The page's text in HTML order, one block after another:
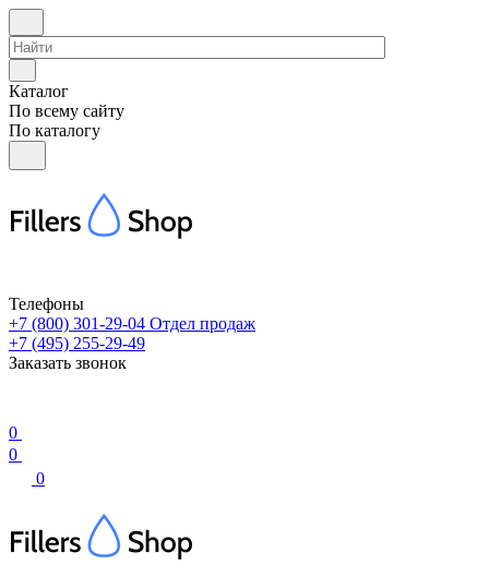
Каталог
По всему сайту
По каталогу
Телефоны
+7 (800) 301-29-04 Отдел продаж
+7 (495) 255-29-49
Заказать звонок
0
0
0